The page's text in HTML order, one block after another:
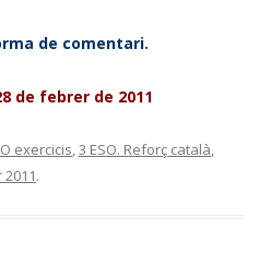
de comentari.
de febrer de 2011
exercicis,3 ESO. Reforç català,
.